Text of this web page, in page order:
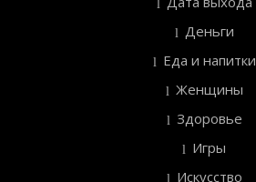
Деньги
Еда и напитки
Женщины
Здоровье
Игры
Искусство